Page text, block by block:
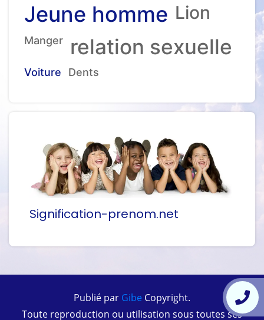
Jeune homme Lion
Manger relation sexuelle
Voiture Dents
Signification-prenom.net
Publié par Gibe Copyright.
Toute reproduction ou utilisation sous toutes ses